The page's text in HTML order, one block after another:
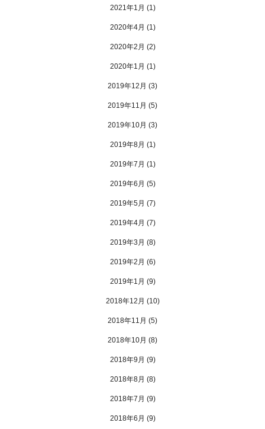
2021年1月 (1)
2020年4月 (1)
2020年2月 (2)
2020年1月 (1)
2019年12月 (3)
2019年11月 (5)
2019年10月 (3)
2019年8月 (1)
2019年7月 (1)
2019年6月 (5)
2019年5月 (7)
2019年4月 (7)
2019年3月 (8)
2019年2月 (6)
2019年1月 (9)
2018年12月 (10)
2018年11月 (5)
2018年10月 (8)
2018年9月 (9)
2018年8月 (8)
2018年7月 (9)
2018年6月 (9)